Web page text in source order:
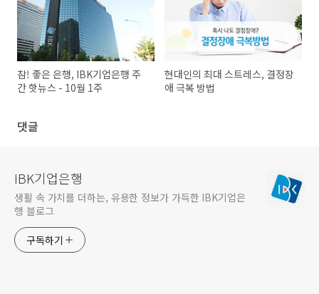
참! 좋은 은행, IBK기업은행 주
간 핫뉴스 - 10월 1주
현대인의 최대 스트레스, 결정장
애 극복 방법
댓글
IBK기업은행
생활 속 가치를 더하는, 유용한 정보가 가득한 IBK기업은
행 블로그
구독하기